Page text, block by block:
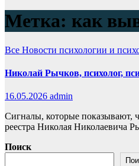
Метка: как
Все Новости психологии и
Николай Рычков, психолог,
16.05.2026 admin
Сигналы, которые показывают,
реестра Николая Николаевича
Поиск